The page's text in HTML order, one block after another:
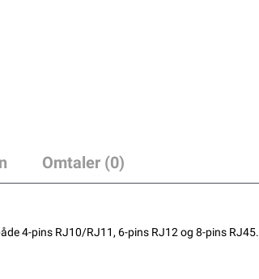
Omtaler (0)
4-pins RJ10/RJ11, 6-pins RJ12 og 8-pins RJ45.